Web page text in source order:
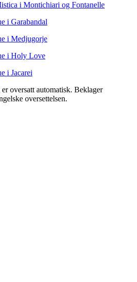
i Montichiari og Fontanelle
i Garabandal
i Medjugorje
i Holy Love
i Jacarei
er oversatt automatisk. Beklager
oversettelsen.